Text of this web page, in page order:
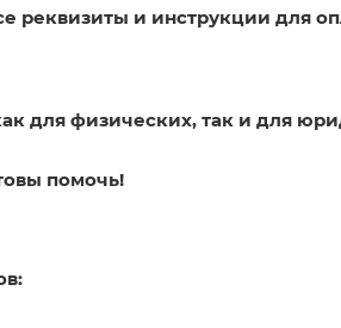
реквизиты и инструкции для
для физических, так и для
помочь!